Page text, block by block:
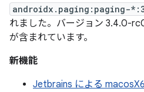
androidx.paging:paging-
れました。バージョン 3.4.0-
が含まれています。
新機能
Jetbrains による